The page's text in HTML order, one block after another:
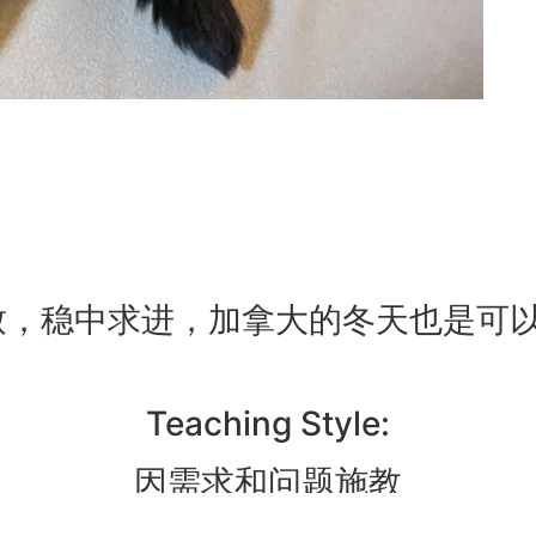
稳中求进，加拿大的冬天也是可
Teaching Style:
因需求和问题施教